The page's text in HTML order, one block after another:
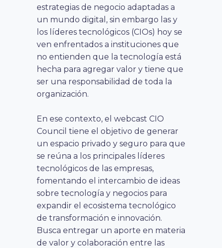
estrategias de negocio adaptadas a
un mundo digital, sin embargo las y
los líderes tecnológicos (CIOs) hoy se
ven enfrentados a instituciones que
no entienden que la tecnología está
hecha para agregar valor y tiene que
ser una responsabilidad de toda la
organización.
En ese contexto, el webcast CIO
Council tiene el objetivo de generar
un espacio privado y seguro para que
se reúna a los principales líderes
tecnológicos de las empresas,
fomentando el intercambio de ideas
sobre tecnología y negocios para
expandir el ecosistema tecnológico
de transformación e innovación.
Busca entregar un aporte en materia
de valor y colaboración entre las